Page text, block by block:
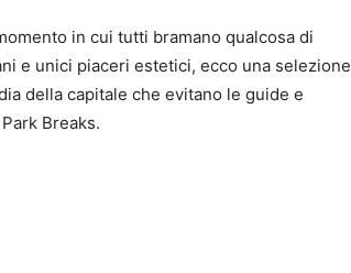
in cui tutti bramano qualcosa di
e unici piaceri estetici, ecco una selezione
della capitale che evitano le guide e
Breaks.